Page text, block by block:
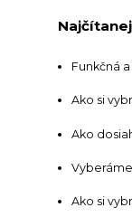
Funkčná
Ako si
Ako
Ako si